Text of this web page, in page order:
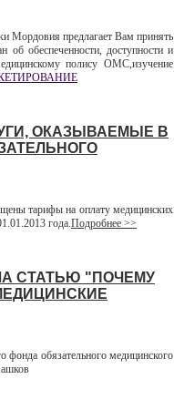
Мордовия предлагает Вам принять
об обеспеченности, доступности и
полису ОМС,изучение
ОКАЗЫВАЕМЫЕ В
тарифы на оплату медицинских
года.Подробнее >>
СТАТЬЮ "ПОЧЕМУ
обязательного медицинского